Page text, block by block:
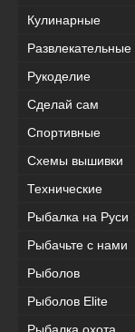
Кулинарные
Развлекательные
Рукоделие
Сделай сам
Спортивные
Схемы вышивки
Технические
Рыбалка на Руси
Рыбачьте с нами
Рыболов
Рыболов Elite
Рыбалка охота